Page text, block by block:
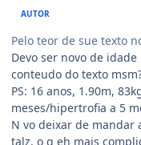
AUTOR
Pelo teor de sue texto
Devo ser novo de
conteudo do texto
PS: 16 anos, 1.90m,
meses/hipertrofia a 5
N vo deixar de mandar
talz, o q eh mais